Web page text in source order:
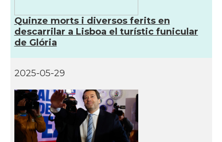
Quinze morts i diversos ferits en
descarrilar a Lisboa el turístic funicular
de Glória
2025-05-29